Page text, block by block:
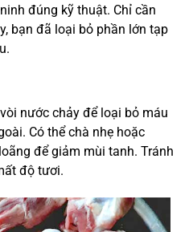
đúng kỹ thuật. Chỉ cần
bạn đã loại bỏ phần lớn tạp
nước chảy để loại bỏ máu
Có thể chà nhẹ hoặc
để giảm mùi tanh. Tránh
độ tươi.